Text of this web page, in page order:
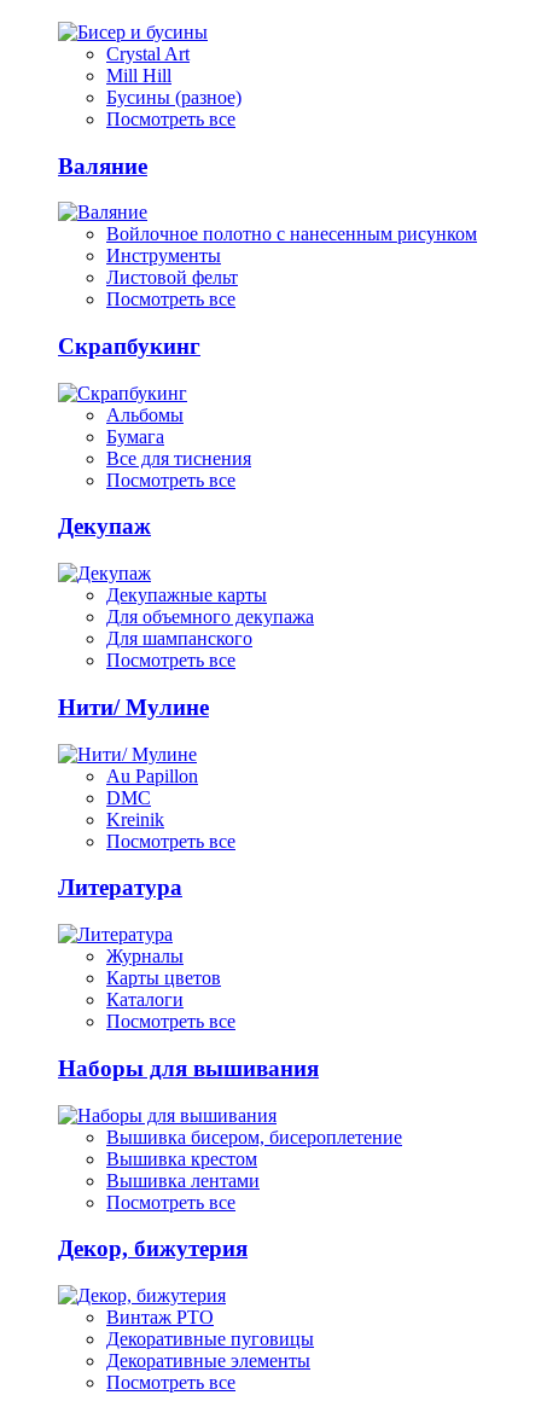
Crystal Art
Mill Hill
Бусины (разное)
Посмотреть все
Валяние
Войлочное полотно с нанесенным рисунком
Инструменты
Листовой фельт
Посмотреть все
Скрапбукинг
Альбомы
Бумага
Все для тиснения
Посмотреть все
Декупаж
Декупажные карты
Для объемного декупажа
Для шампанского
Посмотреть все
Нити/ Мулине
Au Papillon
DMC
Kreinik
Посмотреть все
Литература
Журналы
Карты цветов
Каталоги
Посмотреть все
Наборы для вышивания
Вышивка бисером, бисероплетение
Вышивка крестом
Вышивка лентами
Посмотреть все
Декор, бижутерия
Винтаж РТО
Декоративные пуговицы
Декоративные элементы
Посмотреть все